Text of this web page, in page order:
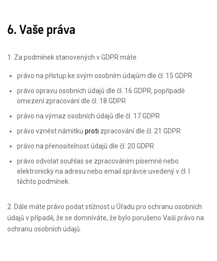
6. Vaše práva
1. Za podmínek stanovených v GDPR máte
právo na přístup ke svým osobním údajům dle čl. 15 GDPR
právo opravu osobních údajů dle čl. 16 GDPR, popřípadě
omezení zpracování dle čl. 18 GDPR
právo na výmaz osobních údajů dle čl. 17 GDPR
právo vznést námitku proti zpracování dle čl. 21 GDPR
právo na přenositelnost údajů dle čl. 20 GDPR
právo odvolat souhlas se zpracováním písemně nebo
elektronicky na adresu nebo email správce uvedený v čl. I
těchto podmínek.
2. Dále máte právo podat stížnost u Úřadu pro ochranu osobních
údajů v případě, že se domníváte, že bylo porušeno Vaší právo na
ochranu osobních údajů.